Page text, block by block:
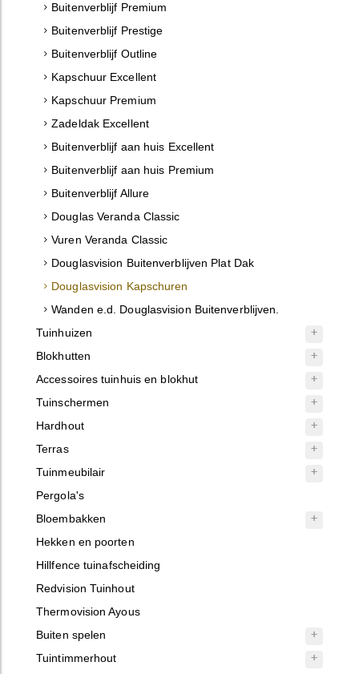
Buitenverblijf Premium
Buitenverblijf Prestige
Buitenverblijf Outline
Kapschuur Excellent
Kapschuur Premium
Zadeldak Excellent
Buitenverblijf aan huis Excellent
Buitenverblijf aan huis Premium
Buitenverblijf Allure
Douglas Veranda Classic
Vuren Veranda Classic
Douglasvision Buitenverblijven Plat Dak
Douglasvision Kapschuren
Wanden e.d. Douglasvision Buitenverblijven.
Tuinhuizen
Blokhutten
Accessoires tuinhuis en blokhut
Tuinschermen
Hardhout
Terras
Tuinmeubilair
Pergola's
Bloembakken
Hekken en poorten
Hillfence tuinafscheiding
Redvision Tuinhout
Thermovision Ayous
Buiten spelen
Tuintimmerhout